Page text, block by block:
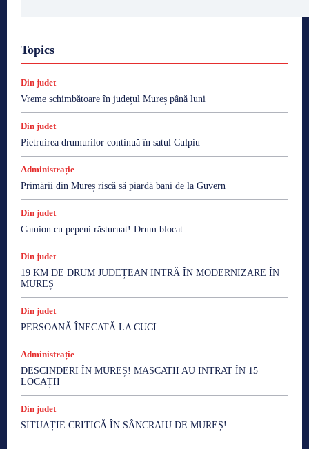
Topics
Din judet
Vreme schimbătoare în județul Mureș până luni
Din judet
Pietruirea drumurilor continuă în satul Culpiu
Administrație
Primării din Mureș riscă să piardă bani de la Guvern
Din judet
Camion cu pepeni răsturnat! Drum blocat
Din judet
19 KM DE DRUM JUDEȚEAN INTRĂ ÎN MODERNIZARE ÎN
MUREȘ
Din judet
PERSOANĂ ÎNECATĂ LA CUCI
Administrație
DESCINDERI ÎN MUREȘ! MASCATII AU INTRAT ÎN 15
LOCAȚII
Din judet
SITUAȚIE CRITICĂ ÎN SÂNCRAIU DE MUREȘ!